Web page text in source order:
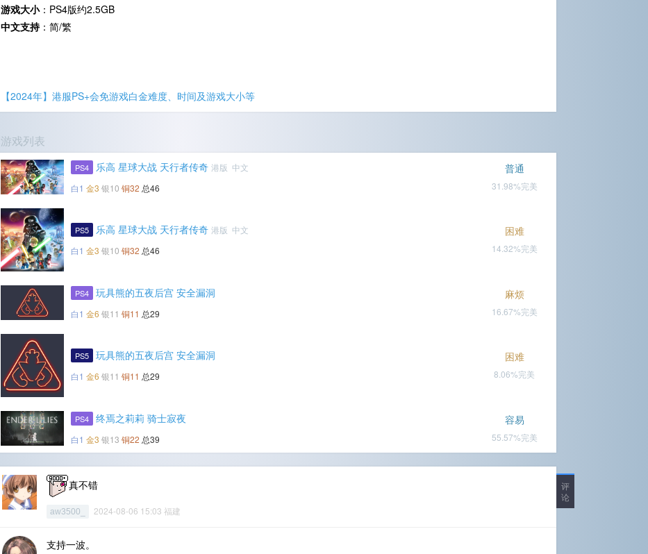
游戏大小：PS4版约2.5GB
中文支持：简/繁
【2024年】港服PS+会免游戏白金难度、时间及游戏大小等
游戏列表
PS4 乐高 星球大战 天行者传奇 港版 中文
白1 金3 银10 铜32 总46
普通
31.98%完美
PS5 乐高 星球大战 天行者传奇 港版 中文
白1 金3 银10 铜32 总46
困难
14.32%完美
PS4 玩具熊的五夜后宫 安全漏洞
白1 金6 银11 铜11 总29
麻烦
16.67%完美
PS5 玩具熊的五夜后宫 安全漏洞
白1 金6 银11 铜11 总29
困难
8.06%完美
PS4 终焉之莉莉 骑士寂夜
白1 金3 银13 铜22 总39
容易
55.57%完美
评
论
真不错
aw3500_ 2024-08-06 15:03 福建
支持一波。